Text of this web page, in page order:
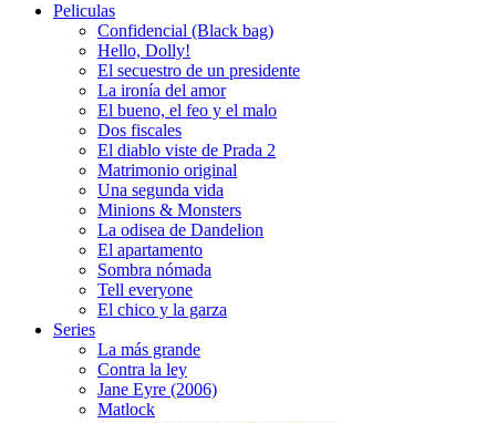
Peliculas
Confidencial (Black bag)
Hello, Dolly!
El secuestro de un presidente
La ironía del amor
El bueno, el feo y el malo
Dos fiscales
El diablo viste de Prada 2
Matrimonio original
Una segunda vida
Minions & Monsters
La odisea de Dandelion
El apartamento
Sombra nómada
Tell everyone
El chico y la garza
Series
La más grande
Contra la ley
Jane Eyre (2006)
Matlock